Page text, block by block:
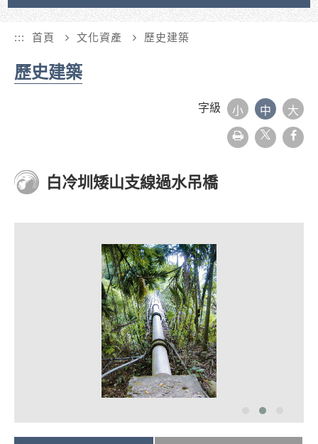
::: 首頁 文化資產 歷史建築
歷史建築
字級 小 中 大
友
善
白冷圳矮山支線過水吊橋